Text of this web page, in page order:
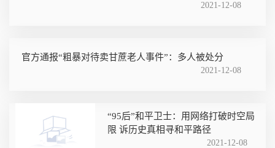
2021-12-08
官方通报“粗暴对待卖甘蔗老人事件”：多人被处分
2021-12-08
“95后”和平卫士：用网络打破时空局
限 诉历史真相寻和平路径
2021-12-08